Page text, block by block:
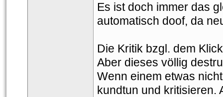
Es ist doch immer das
automatisch doof, da
Die Kritik bzgl. dem
Aber dieses völlig
Wenn einem etwas
kundtun und kritisieren.